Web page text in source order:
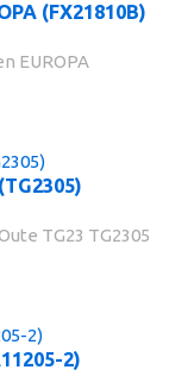
(FX21810B)
EUROPA
TG23 TG2305
2)